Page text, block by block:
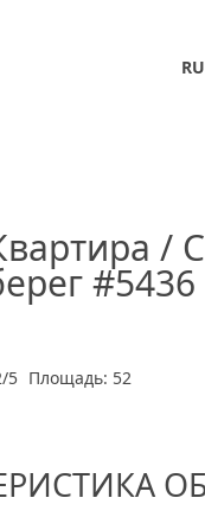
RU
/
#5436
5 Площадь: 52